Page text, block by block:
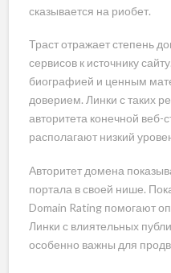
сказывается на риобет.
Траст отражает степень
сервисов к источнику
биографией и ценным
доверием. Линки с таких
авторитета конечной
располагают низкий
Авторитет домена
портала в своей нише.
Domain Rating помогают
Линки с влиятельных
особенно важны для